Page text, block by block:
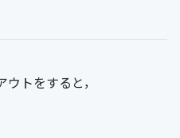
トをすると，